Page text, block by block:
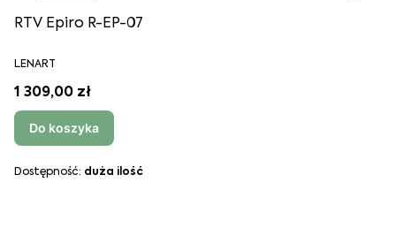
RTV Epiro R-EP-07
LENART
1 309,00 zł
Do koszyka
Dostępność: duża ilość